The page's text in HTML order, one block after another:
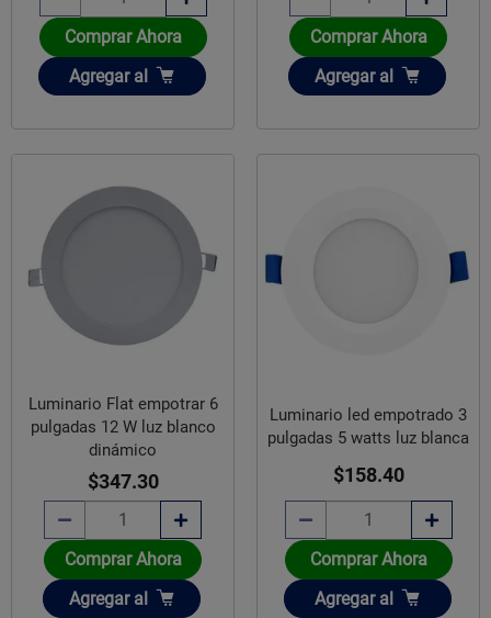
Comprar Ahora
Añadir
Agregar al
Comprar Ahora
Añadir
Agregar al
Luminario Flat empotrar 6
pulgadas 12 W luz blanco
dinámico
$347.30
Comprar Ahora
Añadir
Agregar al
Luminario led empotrado 3
pulgadas 5 watts luz blanca
$158.40
Comprar Ahora
Añadir
Agregar al